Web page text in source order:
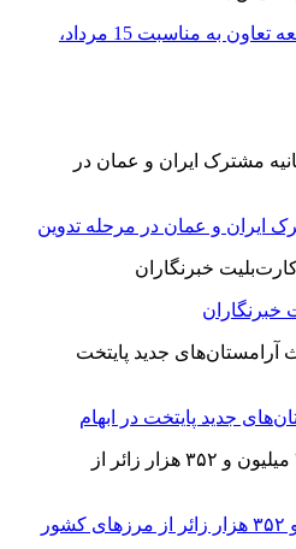
پیام مدیرعامل بانک توسعه تعاون به مناسبت 15 مرداد،
ایران و عمان در مرحله تدوین
خبرنگاران
جدید پایتخت در ابهام